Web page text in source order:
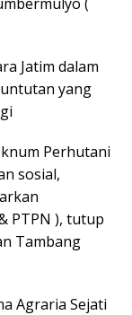
Jatim dalam
yang
Perhutani
sosial,
PTPN ), tutup
Tambang
Agraria Sejati